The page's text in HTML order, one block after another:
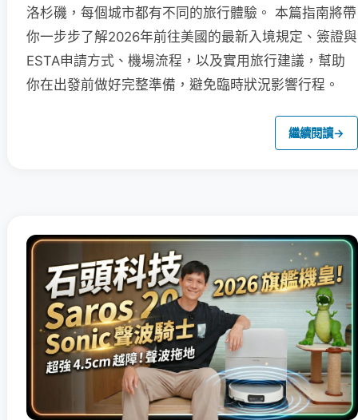
洛杉磯，每個城市都有不同的旅行體驗。 本篇指南將帶
你一步步了解2026年前往美國的最新入境規定、簽證與
ESTA申請方式、機場流程，以及實用旅行建議，幫助
你在出發前做好完整準備，避免臨時狀況影響行程。
繼續閱讀→